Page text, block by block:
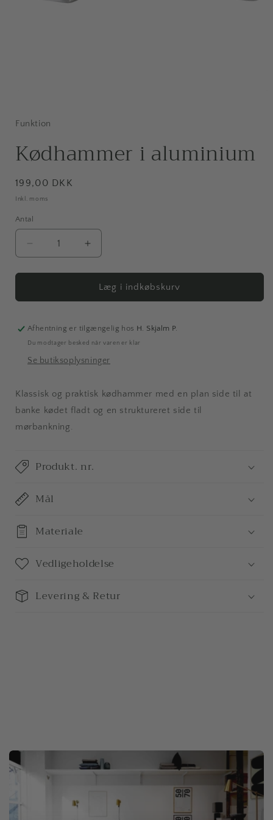
iFunktion
Kødhammer i aluminium
Normalpris
199,00 DKK
Inkl. moms
Antal
Antal
Reducer
antallet
for
i
Øg
antallet
for
Kødhammer
i
Læg i indkøbskurv
Afhentning er tilgængelig hos H. Skjalm P.
Du modtager besked når varen er klar
Se butiksoplysninger
Klassisk og praktisk kødhammer med en plan side til at
banke kødet fladt og en struktureret side til
mørbankning.
Produkt. nr.
Mål
Materiale
Vedligeholdelse
Levering & Retur